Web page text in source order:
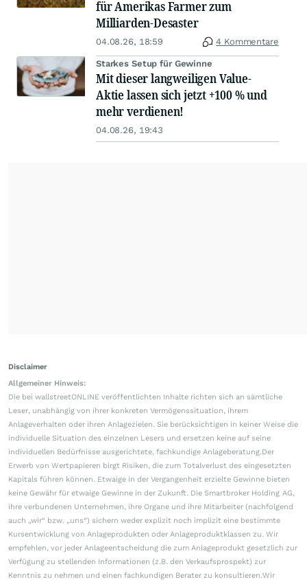
für Amerikas Farmer zum
Milliarden-Desaster
04.08.26, 18:59 4 Kommentare
Starkes Setup für Gewinne
Mit dieser langweiligen Value-
Aktie lassen sich jetzt +100 % und
mehr verdienen!
04.08.26, 19:43
Disclaimer
Allgemeiner Hinweis:
Die bei wallstreetONLINE veröffentlichten Inhalte richten sich an sämtliche
Leser, unabhängig von ihrer konkreten Vermögenssituation, ihrem
Anlageverhalten oder ihren Anlagezielen. Sie berücksichtigen in keiner Weise die
individuelle Situation des einzelnen Lesers und ersetzen keine auf seine
individuellen Bedürfnisse ausgerichtete, fachkundige Anlageberatung.Der
Erwerb von Wertpapieren birgt Risiken, die zum Totalverlust des eingesetzten
Kapitals führen können. Etwaige in der Vergangenheit erzielte Gewinne bieten
keine Gewähr für etwaige Gewinne in der Zukunft. Die Smartbroker Holding AG,
ihre verbundenen Unternehmen, ihre Organe und ihre Mitarbeiter (nachfolgend
auch „wir“ bzw. „uns“) sichern weder explizit noch implizit eine bestimmte
Kursentwicklung von Anlageprodukten oder Anlageproduktklassen zu. Wir
empfehlen, vor jeder Anlageentscheidung die zum Anlageprodukt gesetzlich zur
Verfügung zu stellenden Informationen (z.B. den Verkaufsprospekt) zur
Kenntnis zu nehmen und einen fachkundigen Berater zu konsultieren.Wir